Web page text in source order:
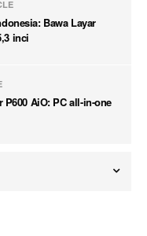
Bawa Layar
inci
AiO: PC all-in-one